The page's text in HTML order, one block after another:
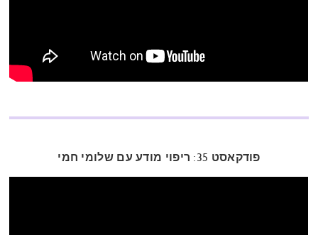
פודקאסט 35: ריפוי מודע עם שלומי חמי